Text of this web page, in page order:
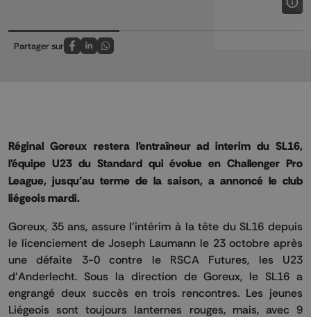
Partager sur
Partagez sur FaceBook
Partagez sur LinkedIn
Partagez sur Whatsapp
Réginal Goreux restera l'entraîneur ad interim du SL16,
l'équipe U23 du Standard qui évolue en Challenger Pro
League, jusqu'au terme de la saison, a annoncé le club
liégeois mardi.
Goreux, 35 ans, assure l'intérim à la tête du SL16 depuis
le licenciement de Joseph Laumann le 23 octobre après
une défaite 3-0 contre le RSCA Futures, les U23
d'Anderlecht. Sous la direction de Goreux, le SL16 a
engrangé deux succès en trois rencontres. Les jeunes
Liégeois sont toujours lanternes rouges, mais, avec 9